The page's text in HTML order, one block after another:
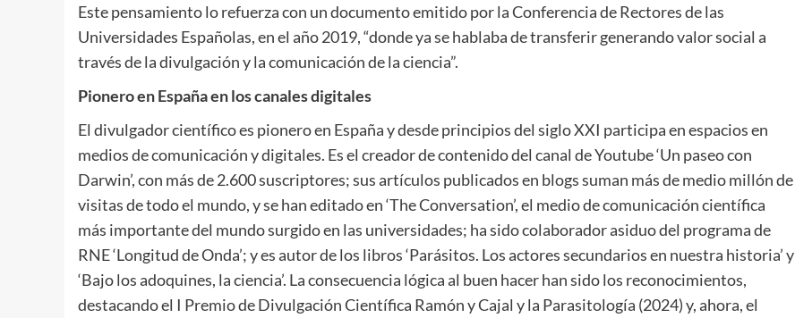
Este pensamiento lo refuerza con un documento emitido por la Conferencia de Rectores de las
Universidades Españolas, en el año 2019, “donde ya se hablaba de transferir generando valor social a
través de la divulgación y la comunicación de la ciencia”.
Pionero en España en los canales digitales
El divulgador científico es pionero en España y desde principios del siglo XXI participa en espacios en
medios de comunicación y digitales. Es el creador de contenido del canal de Youtube ‘Un paseo con
Darwin’, con más de 2.600 suscriptores; sus artículos publicados en blogs suman más de medio millón de
visitas de todo el mundo, y se han editado en ‘The Conversation’, el medio de comunicación científica
más importante del mundo surgido en las universidades; ha sido colaborador asiduo del programa de
RNE ‘Longitud de Onda’; y es autor de los libros ‘Parásitos. Los actores secundarios en nuestra historia’ y
‘Bajo los adoquines, la ciencia’. La consecuencia lógica al buen hacer han sido los reconocimientos,
destacando el I Premio de Divulgación Científica Ramón y Cajal y la Parasitología (2024) y, ahora, el